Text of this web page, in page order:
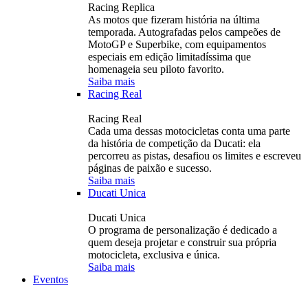
Racing Replica
As motos que fizeram história na última
temporada. Autografadas pelos campeões de
MotoGP e Superbike, com equipamentos
especiais em edição limitadíssima que
homenageia seu piloto favorito.
Saiba mais
Racing Real
Racing Real
Cada uma dessas motocicletas conta uma parte
da história de competição da Ducati: ela
percorreu as pistas, desafiou os limites e escreveu
páginas de paixão e sucesso.
Saiba mais
Ducati Unica
Ducati Unica
O programa de personalização é dedicado a
quem deseja projetar e construir sua própria
motocicleta, exclusiva e única.
Saiba mais
Eventos